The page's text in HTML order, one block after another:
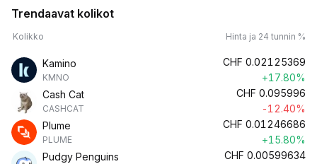
Trendaavat kolikot
Kolikko Hinta ja 24 tunnin %
Kamino
KMNO
CHF 0.02125369
+17.80%
Cash Cat
CASHCAT
CHF 0.095996
-12.40%
Plume
PLUME
CHF 0.01246686
+15.80%
Pudgy Penguins
CHF 0.00599634